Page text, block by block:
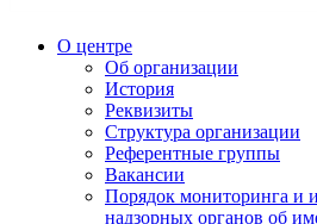
О центре
Об организации
История
Реквизиты
Структура организации
Референтные группы
Вакансии
Порядок мониторинга и
надзорных органов об